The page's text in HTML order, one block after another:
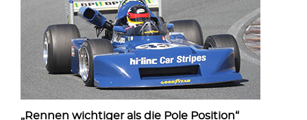
„Rennen wichtiger als die Pole Position“